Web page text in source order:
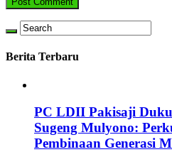
Berita Terbaru
PC LDII Pakisaji
Sugeng Mulyono:
Pembinaan Generasi